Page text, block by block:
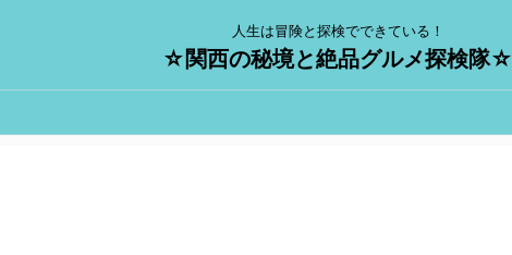
人生は冒険と探検でできている！
☆関西の秘境と絶品グルメ探検隊☆